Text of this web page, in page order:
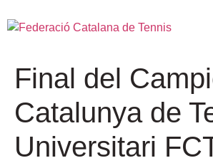
Final del
Catalunya de
Universitari